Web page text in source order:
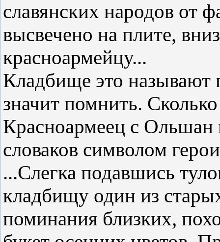
славянских народов от
высвечено на плите,
красноармейцу...
Кладбище это
значит помнить.
Красноармеец с Ольшан
словаков символом
...Слегка подавшись
кладбищу один из
поминания близких,